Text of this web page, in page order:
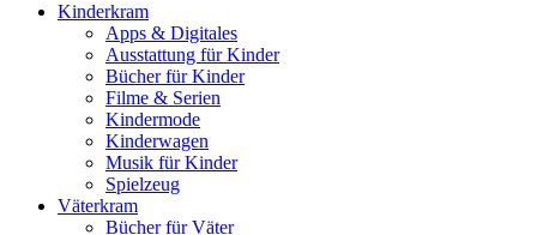
Kinderkram
Apps & Digitales
Ausstattung für Kinder
Bücher für Kinder
Filme & Serien
Kindermode
Kinderwagen
Musik für Kinder
Spielzeug
Väterkram
Bücher für Väter